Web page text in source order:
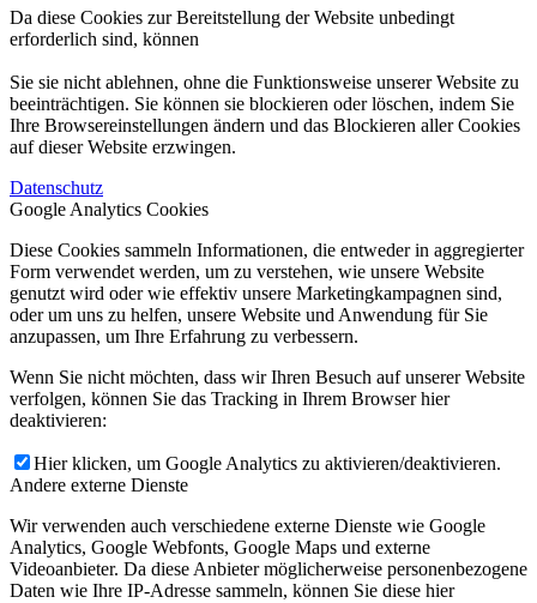
Da diese Cookies zur Bereitstellung der Website unbedingt
erforderlich sind, können
Sie sie nicht ablehnen, ohne die Funktionsweise unserer Website zu
beeinträchtigen. Sie können sie blockieren oder löschen, indem Sie
Ihre Browsereinstellungen ändern und das Blockieren aller Cookies
auf dieser Website erzwingen.
Datenschutz
Google Analytics Cookies
Diese Cookies sammeln Informationen, die entweder in aggregierter
Form verwendet werden, um zu verstehen, wie unsere Website
genutzt wird oder wie effektiv unsere Marketingkampagnen sind,
oder um uns zu helfen, unsere Website und Anwendung für Sie
anzupassen, um Ihre Erfahrung zu verbessern.
Wenn Sie nicht möchten, dass wir Ihren Besuch auf unserer Website
verfolgen, können Sie das Tracking in Ihrem Browser hier
deaktivieren:
Hier klicken, um Google Analytics zu aktivieren/deaktivieren.
Andere externe Dienste
Wir verwenden auch verschiedene externe Dienste wie Google
Analytics, Google Webfonts, Google Maps und externe
Videoanbieter. Da diese Anbieter möglicherweise personenbezogene
Daten wie Ihre IP-Adresse sammeln, können Sie diese hier